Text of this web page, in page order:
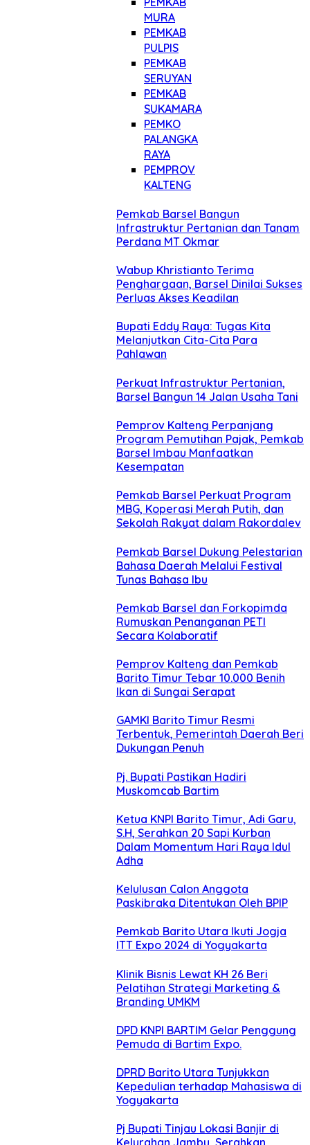
MURA
PEMKAB
PULPIS
PEMKAB
SERUYAN
PEMKAB
SUKAMARA
PEMKO
PALANGKA
RAYA
PEMPROV
KALTENG
Pemkab Barsel Bangun
Infrastruktur Pertanian dan Tanam
Perdana MT Okmar
Wabup Khristianto Terima
Penghargaan, Barsel Dinilai Sukses
Perluas Akses Keadilan
Bupati Eddy Raya: Tugas Kita
Melanjutkan Cita-Cita Para
Pahlawan
Perkuat Infrastruktur Pertanian,
Barsel Bangun 14 Jalan Usaha Tani
Pemprov Kalteng Perpanjang
Program Pemutihan Pajak, Pemkab
Barsel Imbau Manfaatkan
Kesempatan
Pemkab Barsel Perkuat Program
MBG, Koperasi Merah Putih, dan
Sekolah Rakyat dalam Rakordalev
Pemkab Barsel Dukung Pelestarian
Bahasa Daerah Melalui Festival
Tunas Bahasa Ibu
Pemkab Barsel dan Forkopimda
Rumuskan Penanganan PETI
Secara Kolaboratif
Pemprov Kalteng dan Pemkab
Barito Timur Tebar 10.000 Benih
Ikan di Sungai Serapat
GAMKI Barito Timur Resmi
Terbentuk, Pemerintah Daerah Beri
Dukungan Penuh
Pj. Bupati Pastikan Hadiri
Muskomcab Bartim
Ketua KNPI Barito Timur, Adi Garu,
S.H, Serahkan 20 Sapi Kurban
Dalam Momentum Hari Raya Idul
Adha
Kelulusan Calon Anggota
Paskibraka Ditentukan Oleh BPIP
Pemkab Barito Utara Ikuti Jogja
ITT Expo 2024 di Yogyakarta
Klinik Bisnis Lewat KH 26 Beri
Pelatihan Strategi Marketing &
Branding UMKM
DPD KNPI BARTIM Gelar Penggung
Pemuda di Bartim Expo.
DPRD Barito Utara Tunjukkan
Kepedulian terhadap Mahasiswa di
Yogyakarta
Pj Bupati Tinjau Lokasi Banjir di